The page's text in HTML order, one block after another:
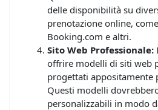
delle disponibilità su
prenotazione online,
Booking.com e altri.
Sito Web Professionale:
offrire modelli di siti web
progettati appositamente
Questi modelli
personalizzabili in modo